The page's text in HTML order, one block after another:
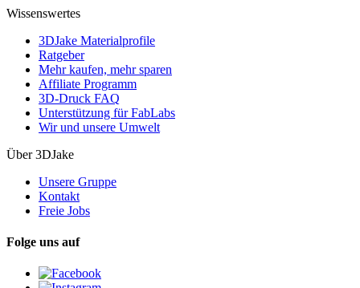
Wissenswertes
3DJake Materialprofile
Ratgeber
Mehr kaufen, mehr sparen
Affiliate Programm
3D-Druck FAQ
Unterstützung für FabLabs
Wir und unsere Umwelt
Über 3DJake
Unsere Gruppe
Kontakt
Freie Jobs
Folge uns auf